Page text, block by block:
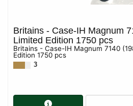
Britains - Case-IH Magnum
Limited Edition 1750 pcs
Britains - Case-IH Magnum 7140
Edition 1750 pcs
3